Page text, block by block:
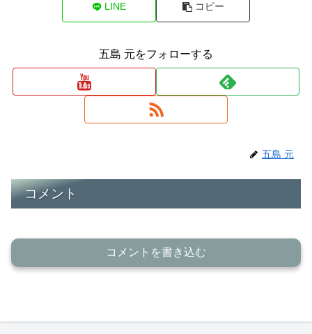
LINE コピー
五島 元をフォローする
五島 元
コメント
コメントを書き込む